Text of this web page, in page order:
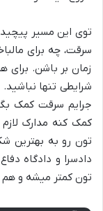
توی این مسیر
سرقت، چه برای
زمان بر باشن. برای
شرایطی تنها
جرایم سرقت کمک
کمک کنه مدارک لازم
تون رو به بهترین
دادسرا و دادگاه
تون کمتر میشه و